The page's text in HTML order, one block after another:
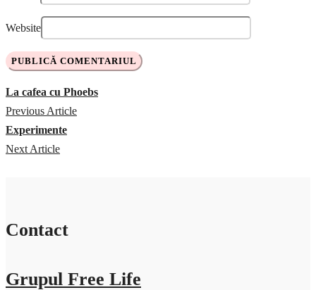
Website
La cafea cu Phoebs
Previous Article
Experimente
Next Article
Contact
Grupul Free Life